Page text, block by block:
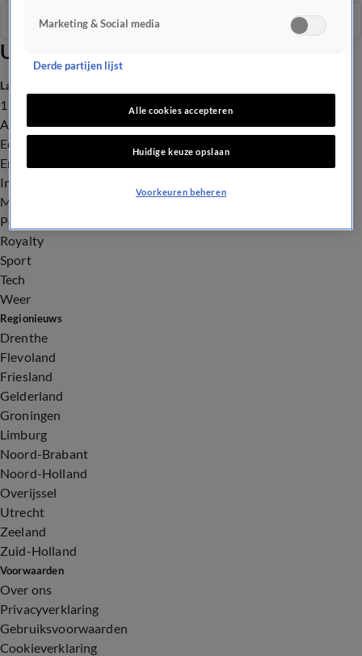
Uitzendingen
Seizoen 2025
Laatste nieuws
112
Advies & Tips
Economie
Entertainment
Infrastructuur
Milieu en Gezondheid
Politiek
Royalty
Sport
Tech
Weer
Regionieuws
Drenthe
Flevoland
Friesland
Gelderland
Groningen
Limburg
Noord-Brabant
Noord-Holland
Overijssel
Utrecht
Zeeland
Zuid-Holland
Voorwaarden
Over ons
Privacyverklaring
Gebruiksvoorwaarden
Cookieverklaring
Marketing & Social media
Derde partijen lijst
Alle cookies accepteren
Huidige keuze opslaan
Voorkeuren beheren